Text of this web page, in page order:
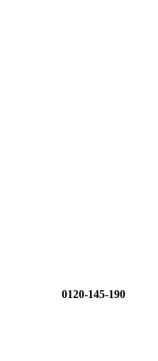
0120-145-190